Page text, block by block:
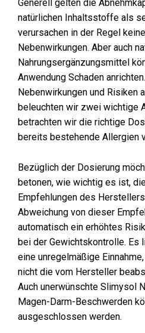
Generell gelten die
natürlichen Inhaltsstoffe als
verursachen in der Regel
Nebenwirkungen. Aber auch
Nahrungsergänzungsmittel
Anwendung Schaden
Nebenwirkungen und Risiken
beleuchten wir zwei wichtige
betrachten wir die richtige
bereits bestehende Allergien
Bezüglich der Dosierung
betonen, wie wichtig es ist,
Empfehlungen des
Abweichung von dieser
automatisch ein erhöhtes
bei der Gewichtskontrolle. Es
eine unregelmäßige
nicht die vom Hersteller
Auch unerwünschte Slimysol
Magen-Darm-Beschwerden
ausgeschlossen werden.